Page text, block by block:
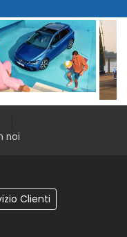
noi
Clienti